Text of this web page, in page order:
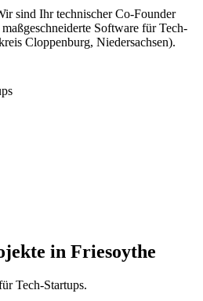
sind Ihr technischer Co-Founder
Software für Tech-
Cloppenburg, Niedersachsen).
in Friesoythe
Tech-Startups.